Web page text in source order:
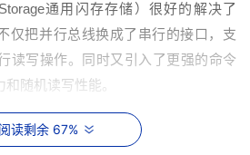
通用闪存存储） 很好的解决 了
仅把并行总线换成了串行的接口， 支
读写操作。同时又引入了 更强的命令
和 随机读写性能。
年发布的，它奠定了
SCSI命令集 支持全双工传输
阅读剩余 67%